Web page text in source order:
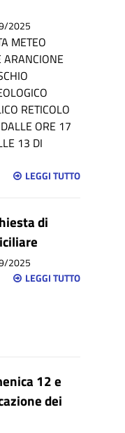
2025
METEO
ARANCIONE
RETICOLO
ORE 17
13 DI
LEGGI TUTTO
di
2025
LEGGI TUTTO
12 e
dei